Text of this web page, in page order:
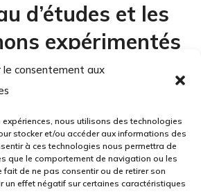
le consentement aux
nous utilisons des technologies
stocker et/ou accéder aux informations des
à ces technologies nous permettra de
que le comportement de navigation ou les
fait de ne pas consentir ou de retirer son
un effet négatif sur certaines caractéristiques
d’études et les
expérimentés
DIFFUSION sont en
la
de projets
conventionnels.
nous !